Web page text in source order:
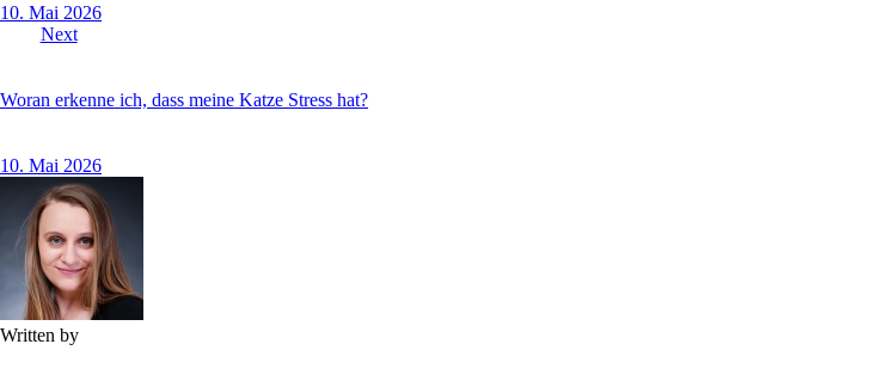
10. Mai 2026
Next
Woran erkenne ich, dass meine Katze Stress hat?
10. Mai 2026
Written by